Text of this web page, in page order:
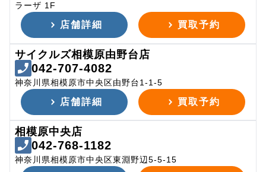
ラーザ 1F
店舗詳細 買取予約
サイクルズ相模原由野台店
042-707-4082
神奈川県相模原市中央区由野台1-1-5
店舗詳細 買取予約
相模原中央店
042-768-1182
神奈川県相模原市中央区東淵野辺5-5-15